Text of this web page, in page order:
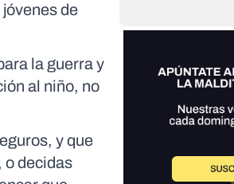
de
la guerra y
al niño, no
y que
o decidas